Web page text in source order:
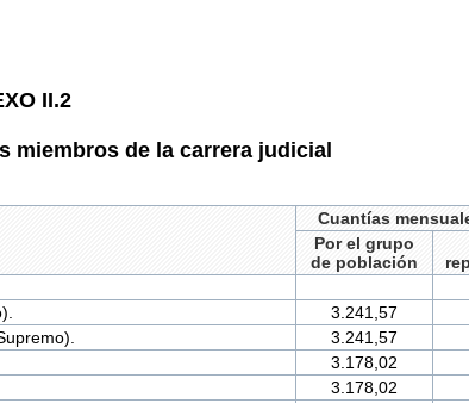
II.2
miembros de la carrera judicial
Cuantías
Por el grupo
de población
3.241,57
3.241,57
3.178,02
3.178,02